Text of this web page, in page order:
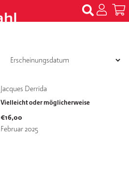
Jacques Derrida
Vielleicht oder möglicherweise
€16,00
Februar 2025